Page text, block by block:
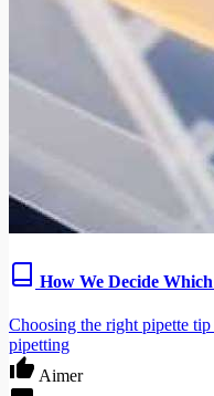
How We Decide
Choosing the right pipette
pipetting
Aimer